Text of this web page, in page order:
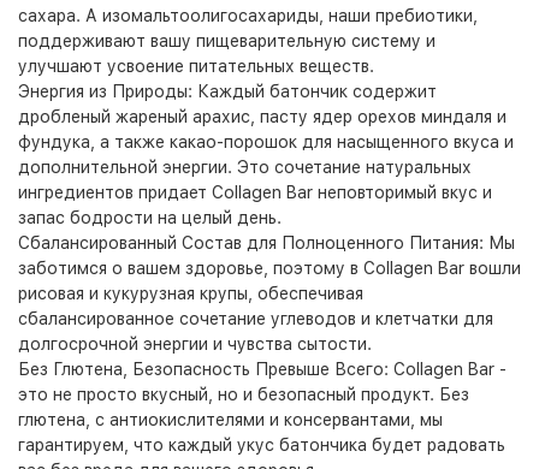
сахара. А изомальтоолигосахариды, наши пребиотики,
поддерживают вашу пищеварительную систему и
улучшают усвоение питательных веществ.
Энергия из Природы: Каждый батончик содержит
дробленый жареный арахис, пасту ядер орехов миндаля и
фундука, а также какао-порошок для насыщенного вкуса и
дополнительной энергии. Это сочетание натуральных
ингредиентов придает Collagen Bar неповторимый вкус и
запас бодрости на целый день.
Сбалансированный Состав для Полноценного Питания: Мы
заботимся о вашем здоровье, поэтому в Collagen Bar вошли
рисовая и кукурузная крупы, обеспечивая
сбалансированное сочетание углеводов и клетчатки для
долгосрочной энергии и чувства сытости.
Без Глютена, Безопасность Превыше Всего: Collagen Bar -
это не просто вкусный, но и безопасный продукт. Без
глютена, с антиокислителями и консервантами, мы
гарантируем, что каждый укус батончика будет радовать